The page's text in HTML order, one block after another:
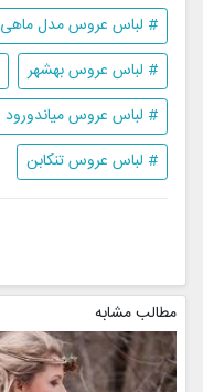
# لباس عروس مدل ماهی
# لباس عروس بهشهر
# لباس عروس میاندورود
# لباس عروس تنکابن
مطالب مشابه